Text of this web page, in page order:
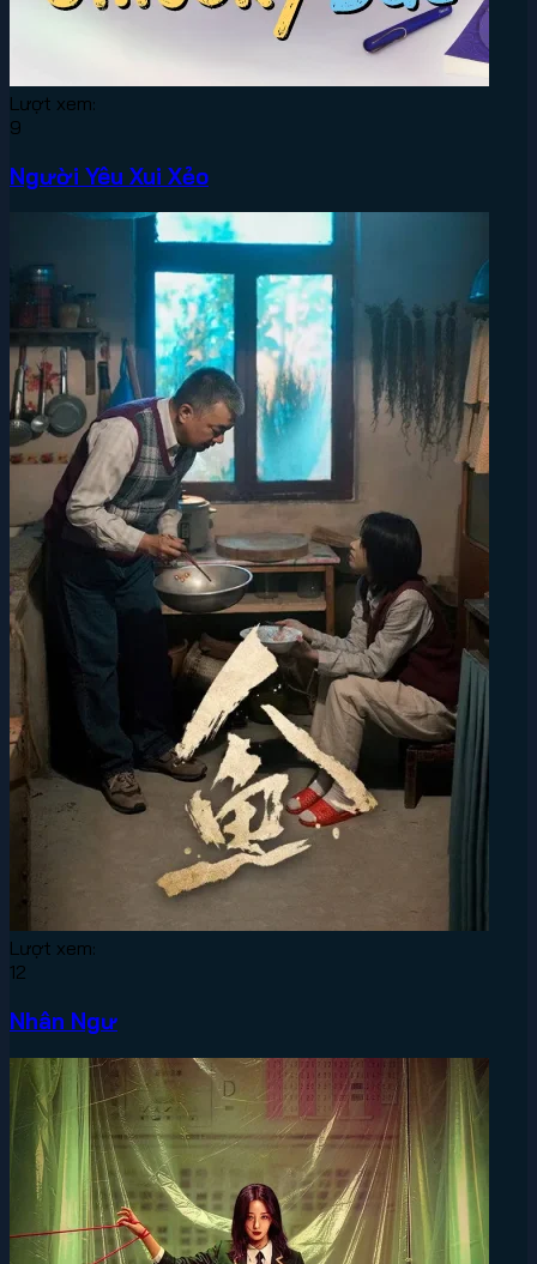
Lượt xem:
9
Người Yêu Xui Xẻo
Lượt xem:
12
Nhân Ngư